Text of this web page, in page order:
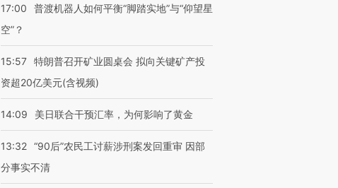
17:00
普渡机器人如何平衡“脚踏实地”与“仰望星
空”？
15:57 特朗普召开矿业圆桌会 拟向关键矿产投
资超20亿美元(含视频)
14:09 美日联合干预汇率，为何影响了黄金
13:32 “90后”农民工讨薪涉刑案发回重审 因部
分事实不清